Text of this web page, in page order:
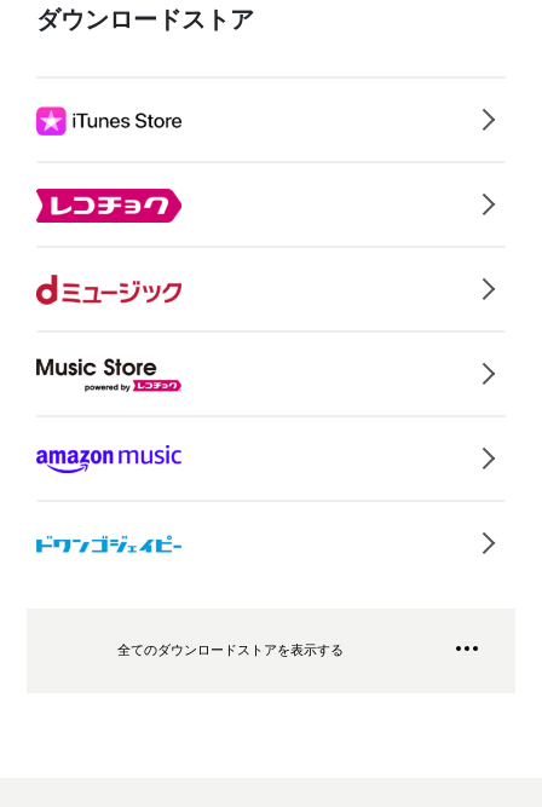
ダウンロードストア
全てのダウンロードストアを表示する